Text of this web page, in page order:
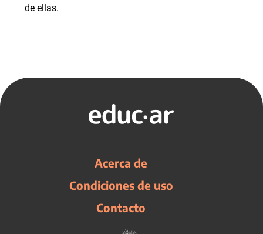
de ellas.
Acerca de
Condiciones de uso
Contacto